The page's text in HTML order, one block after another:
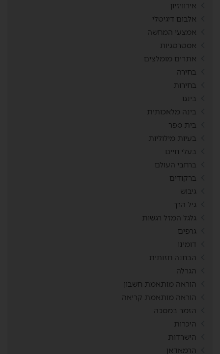
אירוויזיון
אלבום דיגיטלי
אמצעי המחשה
אסטרטגיות
אתרים מומלצים
בחירה
בחירות
בינגו
בינה מלאכותית
בית ספר
בעיות מילוליות
בעלי חיים
ברחבי העולם
ברקודים
גיבוש
גיל הרך
גלגל המזל רגשות
גרפים
דומינו
הבחנה חזותית
הגרלה
הוראה מותאמת חשבון
הוראה מותאמת קריאה
הזמר במסכה
היכרות
הישרדות
הרמאדאן